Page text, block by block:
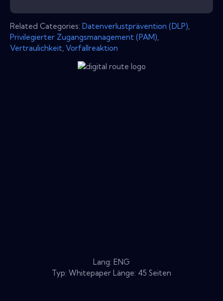
Related Categories: Datenverlustprävention (DLP)
Privilegierter Zugangsmanagement (PAM)
Vertraulichkeit Vorfallreaktion
Lang: ENG
Typ: Whitepaper Länge: 45 Seiten